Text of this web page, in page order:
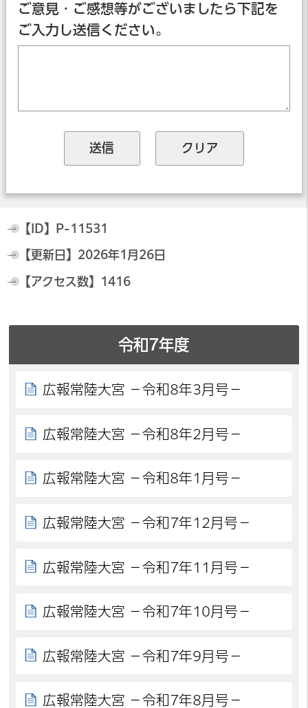
ご意見・ご感想等がございましたら下記を
ご入力し送信ください。
【ID】 P-11531
【更新日】 2026年1月26日
【アクセス数】 1416
令和7年度
広報常陸大宮 －令和8年3月号－
広報常陸大宮 －令和8年2月号－
広報常陸大宮 －令和8年1月号－
広報常陸大宮 －令和7年12月号－
広報常陸大宮 －令和7年11月号－
広報常陸大宮 －令和7年10月号－
広報常陸大宮 －令和7年9月号－
広報常陸大宮 －令和7年8月号－